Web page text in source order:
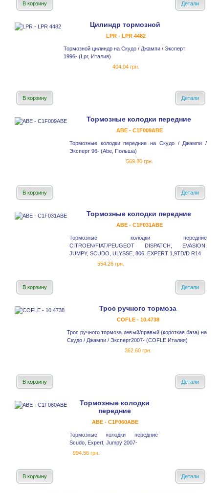
В корзину Детали
Цилиндр тормозной
LPR - LPR 4482
Тормозной цилиндр на Скудо / Джампи / Эксперт
1996- (Lpr, Италия)
404.04 грн.
В корзину Детали
Тормозные колодки передние
ABE - C1F009ABE
Тормозные колодки передние на Скудо / Джампи /
Эксперт 96- (Abe, Польша)
569.80 грн.
В корзину Детали
Тормозные колодки передние
ABE - C1F031ABE
Тормозные колодки передние
CITROEN/FIAT/PEUGEOT DISPATCH, EVASION,
JUMPY, SCUDO, ULYSSE, 806, EXPERT 1,9TD/D R14
554.26 грн.
В корзину Детали
Трос ручного тормоза
COFLE - 10.4738
Трос ручного тормоза левый/правый (короткая база) на
Скудо / Джампи / Эксперт2007- (COFLE Италия)
362.60 грн.
В корзину Детали
Тормозные колодки
передние
ABE - C1F060ABE
Тормозные колодки передние
Scudo, Expert, Jumpy 2007-
994.56 грн.
В корзину Детали